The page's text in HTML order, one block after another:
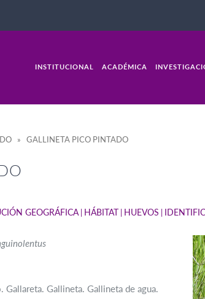
INSTITUCIONAL ACADÉMICA
» GALLINETA PICO PINTADO
GEOGRÁFICA HÁBITAT HUEVOS
Gallineta. Gallineta de agua.